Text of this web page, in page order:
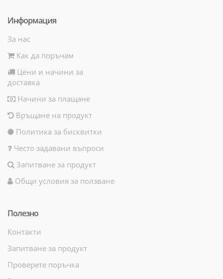
Информация
За нас
Как да поръчам
Цени и начини за
доставка
Начини за плащане
Връщане на продукт
Политика за бисквитки
Често задавани въпроси
Запитване за продукт
Общи условия за ползване
Полезно
Контакти
Запитване за продукт
Проверете поръчка